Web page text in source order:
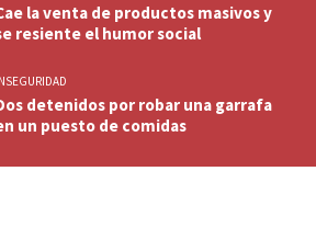
la venta de productos masivos y
resiente el humor social
detenidos por robar una garrafa
un puesto de comidas